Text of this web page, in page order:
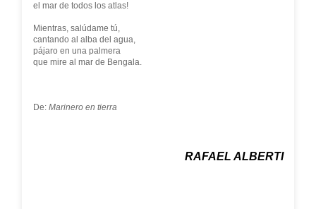
el mar de todos los atlas!
Mientras, salúdame tú,
cantando al alba del agua,
pájaro en una palmera
que mire al mar de Bengala.
De: Marinero en tierra
RAFAEL ALBERTI